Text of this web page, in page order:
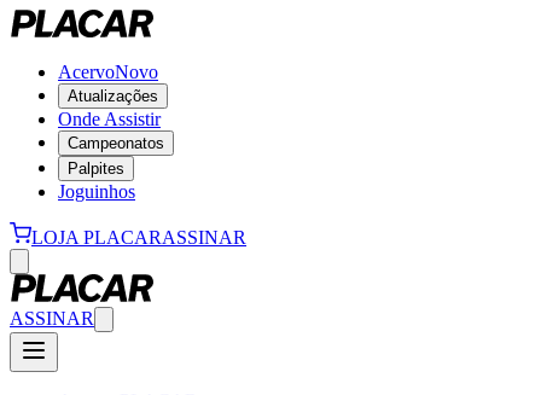
AcervoNovo
Atualizações
Onde Assistir
Campeonatos
Palpites
Joguinhos
LOJA PLACARASSINAR
ASSINAR